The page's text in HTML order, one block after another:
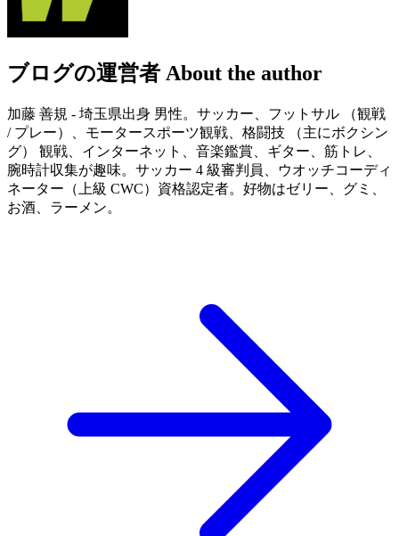
ブログの運営者 About the author
加藤 善規 - 埼玉県出身 男性。サッカー、フットサル （観戦
/ プレー）、モータースポーツ観戦、格闘技 （主にボクシン
グ） 観戦、インターネット、音楽鑑賞、ギター、筋トレ、
腕時計収集が趣味。サッカー 4 級審判員、ウオッチコーディ
ネーター（上級 CWC）資格認定者。好物はゼリー、グミ、
お酒、ラーメン。